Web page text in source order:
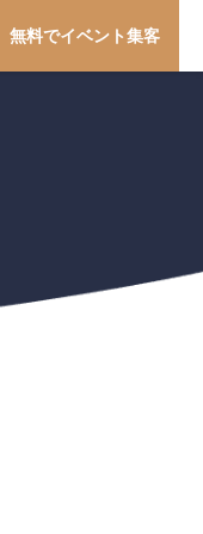
無料でイベント集客